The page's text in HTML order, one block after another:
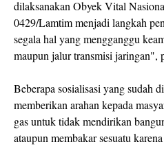
dilaksanakan Obyek Vital
0429/Lamtim menjadi langkah
segala hal yang mengganggu
maupun jalur transmisi jaringan",
Beberapa sosialisasi yang sudah
memberikan arahan kepada
gas untuk tidak mendirikan
ataupun membakar sesuatu